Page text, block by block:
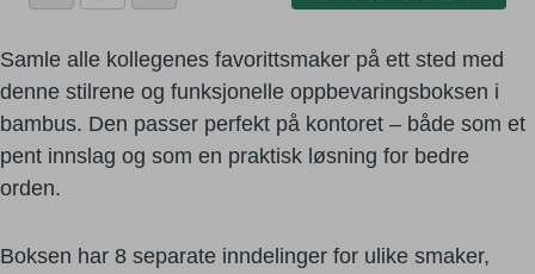
antall
Samle alle kollegenes favorittsmaker på ett sted med
denne stilrene og funksjonelle oppbevaringsboksen i
bambus. Den passer perfekt på kontoret – både som et
pent innslag og som en praktisk løsning for bedre
orden.
Boksen har 8 separate inndelinger for ulike smaker,